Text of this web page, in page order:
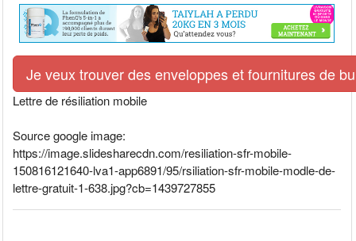
Je veux trouver des enveloppes et fournitures de
Lettre de résiliation mobile
Source google image:
https://image.slidesharecdn.com/resiliation-sfr-mobile-
150816121640-lva1-app6891/95/rsiliation-sfr-mobile-modle-de-
lettre-gratuit-1-638.jpg?cb=1439727855